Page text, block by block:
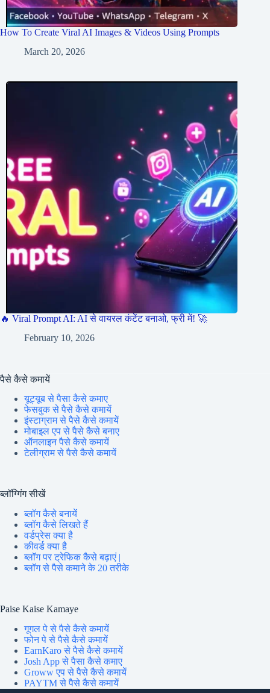
How To Create Viral AI Images & Videos Using Prompts
March 20, 2026
🔥 Viral Prompt AI: AI से वायरल कंटेंट बनाओ, फ्री में! 🚀
February 10, 2026
पैसे कैसे कमायें
यूट्यूब से पैसा कैसे कमाए
फेसबुक से पैसे कैसे कमायें
इंस्टाग्राम से पैसे कैसे कमायें
मोबाइल एप से पैसे कैसे बनाए
ऑनलाइन पैसे कैसे कमायें
टेलीग्राम से पैसे कैसे कमायें
ब्लॉग्गिंग सीखें
ब्लॉग कैसे बनायें
ब्लॉग कैसे लिखते हैं
वर्डप्रेस क्या है
कीवर्ड क्या है
ब्लॉग पर ट्रेफिक कैसे बढ़ाएं |
ब्लॉग से पैसे कमाने के 20 तरीके
Paise Kaise Kamaye
गूगल पे से पैसे कैसे कमायें
फोन पे से पैसे कैसे कमायें
EarnKaro से पैसे कैसे कमायें
Josh App से पैसा कैसे कमाए
Groww एप से पैसे कैसे कमायें
PAYTM से पैसे कैसे कमायें